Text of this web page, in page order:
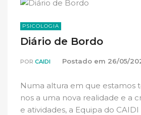
PSICOLOGIA
Diário de Bordo
POR CAIDI Postado em 26/05/
Numa altura em que estamos
nos a uma nova realidade e a
e atividades, a Equipa do